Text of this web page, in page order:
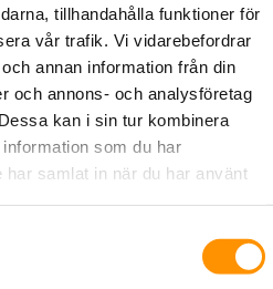
tillhandahålla funktioner för
vår trafik. Vi vidarebefordrar
annan information från din
och annons- och analysföretag
kan i sin tur kombinera
som du har
samlat in när du har använt